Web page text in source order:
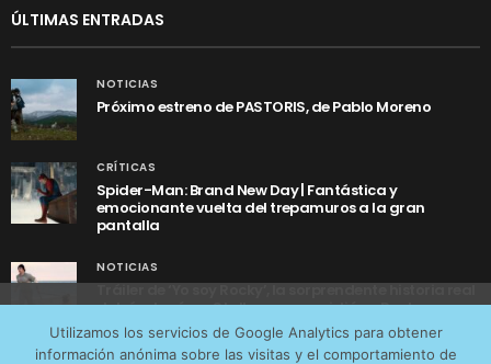
ÚLTIMAS ENTRADAS
NOTICIAS
Próximo estreno de PASTORIS, de Pablo Moreno
CRÍTICAS
Spider-Man: Brand New Day | Fantástica y
emocionante vuelta del trepamuros a la gran
pantalla
NOTICIAS
Tráiler de ‘Yo soy Rocky’, la sorprendente historia real
detrás de cómo Stallone se convirtió en Rocky
Utilizamos los servicios de Google Analytics para obtener
información anónima sobre las visitas y el comportamiento de
tráfico web que recibimos y conocer los servicios que